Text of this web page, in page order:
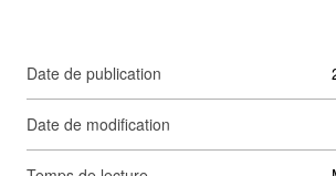
Date de publication
Date de modification